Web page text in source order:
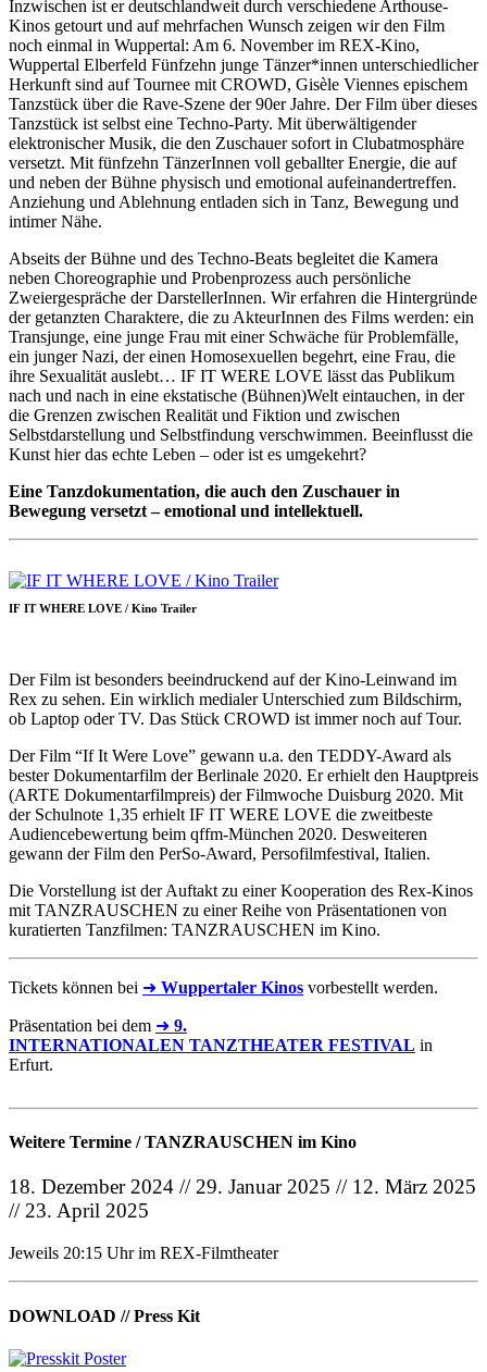
Inzwischen ist er deutschlandweit durch verschiedene Arthouse-
Kinos getourt und auf mehrfachen Wunsch zeigen wir den Film
noch einmal in Wuppertal: Am 6. November im REX-Kino,
Wuppertal Elberfeld Fünfzehn junge Tänzer*innen unterschiedlicher
Herkunft sind auf Tournee mit CROWD, Gisèle Viennes epischem
Tanzstück über die Rave-Szene der 90er Jahre. Der Film über dieses
Tanzstück ist selbst eine Techno-Party. Mit überwältigender
elektronischer Musik, die den Zuschauer sofort in Clubatmosphäre
versetzt. Mit fünfzehn TänzerInnen voll geballter Energie, die auf
und neben der Bühne physisch und emotional aufeinandertreffen.
Anziehung und Ablehnung entladen sich in Tanz, Bewegung und
intimer Nähe.
Abseits der Bühne und des Techno-Beats begleitet die Kamera
neben Choreographie und Probenprozess auch persönliche
Zweiergespräche der DarstellerInnen. Wir erfahren die Hintergründe
der getanzten Charaktere, die zu AkteurInnen des Films werden: ein
Transjunge, eine junge Frau mit einer Schwäche für Problemfälle,
ein junger Nazi, der einen Homosexuellen begehrt, eine Frau, die
ihre Sexualität auslebt… IF IT WERE LOVE lässt das Publikum
nach und nach in eine ekstatische (Bühnen)Welt eintauchen, in der
die Grenzen zwischen Realität und Fiktion und zwischen
Selbstdarstellung und Selbstfindung verschwimmen. Beeinflusst die
Kunst hier das echte Leben – oder ist es umgekehrt?
Eine Tanzdokumentation, die auch den Zuschauer in
Bewegung versetzt – emotional und intellektuell.
IF IT WHERE LOVE / Kino Trailer
Der Film ist besonders beeindruckend auf der Kino-Leinwand im
Rex zu sehen. Ein wirklich medialer Unterschied zum Bildschirm,
ob Laptop oder TV. Das Stück CROWD ist immer noch auf Tour.
Der Film “If It Were Love” gewann u.a. den TEDDY-Award als
bester Dokumentarfilm der Berlinale 2020. Er erhielt den Hauptpreis
(ARTE Dokumentarfilmpreis) der Filmwoche Duisburg 2020. Mit
der Schulnote 1,35 erhielt IF IT WERE LOVE die zweitbeste
Audiencebewertung beim qffm-München 2020. Desweiteren
gewann der Film den PerSo-Award, Persofilmfestival, Italien.
Die Vorstellung ist der Auftakt zu einer Kooperation des Rex-Kinos
mit TANZRAUSCHEN zu einer Reihe von Präsentationen von
kuratierten Tanzfilmen: TANZRAUSCHEN im Kino.
Tickets können bei ➜ Wuppertaler Kinos vorbestellt werden.
Präsentation bei dem ➜ 9.
INTERNATIONALEN TANZTHEATER FESTIVAL in
Erfurt.
Weitere Termine / TANZRAUSCHEN im Kino
18. Dezember 2024 // 29. Januar 2025 // 12. März 2025
// 23. April 2025
Jeweils 20:15 Uhr im REX-Filmtheater
DOWNLOAD // Press Kit